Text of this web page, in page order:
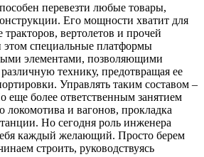
перевезти любые товары,
Его мощности хватит для
вертолетов и прочей
специальные платформы
элементами, позволяющими
технику, предотвращая ее
Управлять таким составом –
еще более ответственным занятием
локомотива и вагонов, прокладка
Но сегодня роль инженера
каждый желающий. Просто берем
строить, руководствуясь